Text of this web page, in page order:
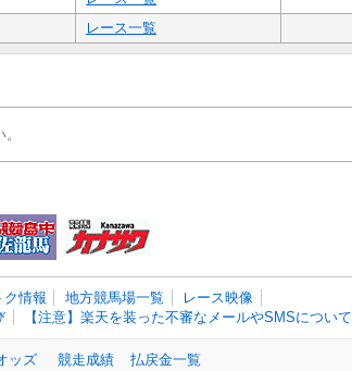
レース一覧
ク情報 地方競馬場一覧
レース映像
【注意】楽天を装った不審なメールやSMSについて
ッズ 競走成績 払戻金一覧